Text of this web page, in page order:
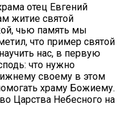
отец Евгений
житие святой
чью память мы
что пример святой
нас, в первую
что нужно
своему в этом
храму Божиему.
Царства Небесного на